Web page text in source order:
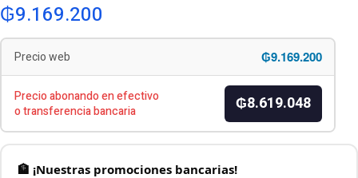
₲9.169.200
Precio web ₲9.169.200
Precio abonando en efectivo
o transferencia bancaria
₲8.619.048
🏦 ¡Nuestras promociones bancarias!